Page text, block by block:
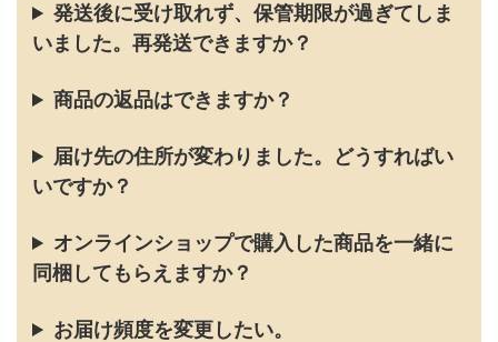
発送後に受け取れず、保管期限が過ぎてしま
いました。再発送できますか？
商品の返品はできますか？
届け先の住所が変わりました。どうすればい
いですか？
オンラインショップで購入した商品を一緒に
同梱してもらえますか？
お届け頻度を変更したい。